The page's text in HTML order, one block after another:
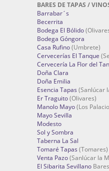
BARES DE TAPAS /
Barrabar´s
Becerrita
Bodega El Bólido
Bodega Góngora
Casa Rufino(Umbrete)
Cervecerías El Tanque
Cervecería La Flor del
Doña Clara
Doña Emilia
Esencia Tapas (Sanlúcar
Er Traguito(Olivares)
Manolo Mayo(Los
Mayo Sevilla
Modesto
Sol y Sombra
Taberna La Sal
Tomaré Tapas (Tomares)
Venta Pazo(Sanlúcar la
El Sibarita Sevillano